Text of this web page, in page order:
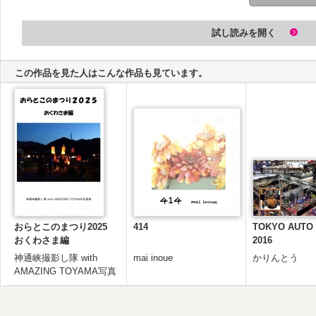
試し読みを開く
この作品を見た人はこんな作品も見ています。
おらとこのまつり2025
おくわさま編
神通峡撮影し隊 with
AMAZING TOYAMA写真
部
414
mai inoue
TOKYO AUTO
2016
かりんとう